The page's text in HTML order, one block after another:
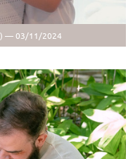
— 03/11/2024